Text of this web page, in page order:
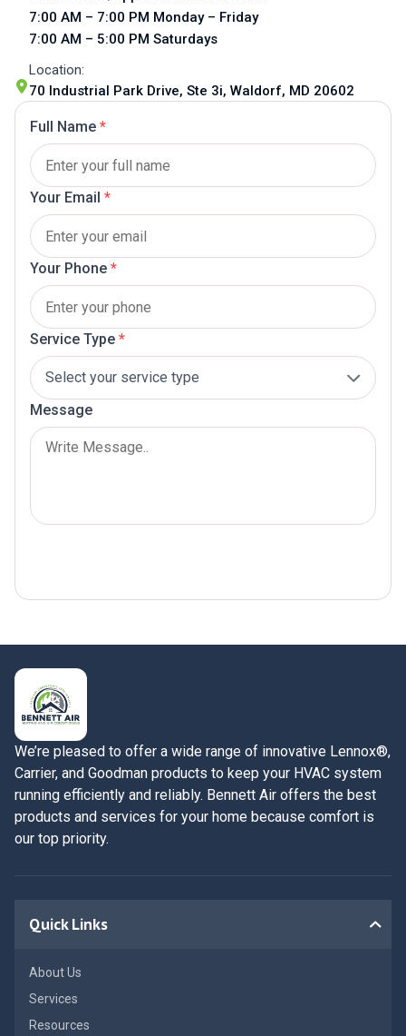
Full Name *
Your Email *
Your Phone *
Service Type *
Message
7:00 AM – 7:00 PM Monday – Friday
7:00 AM – 5:00 PM Saturdays
Location:
70 Industrial Park Drive, Ste 3i, Waldorf, MD 20602
We’re pleased to offer a wide range of innovative Lennox®,
Carrier, and Goodman products to keep your HVAC system
running efficiently and reliably. Bennett Air offers the best
products and services for your home because comfort is
our top priority.
Quick Links
About Us
Services
Resources